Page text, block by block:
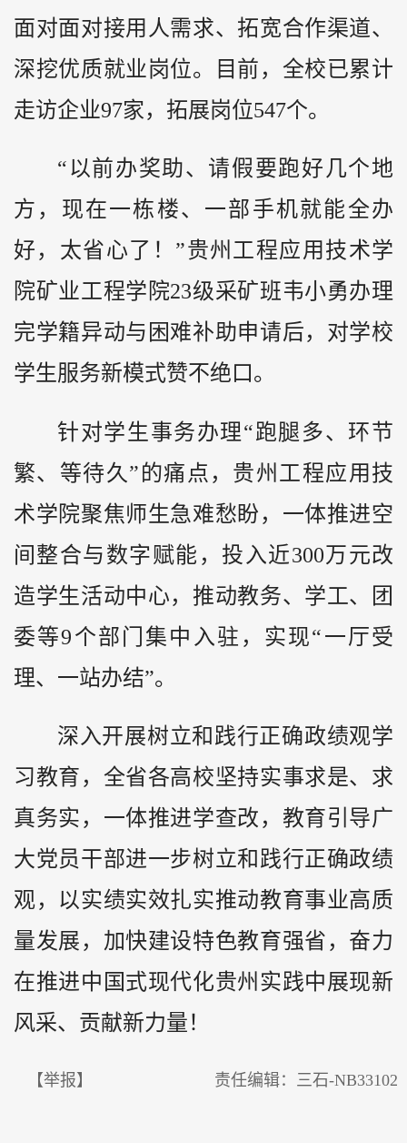
面对面对接用人需求、拓宽合作渠道、
深挖优质就业岗位。目前，全校已累计
走访企业97家，拓展岗位547个。
“以前办奖助、请假要跑好几个地
方，现在一栋楼、一部手机就能全办
好，太省心了！”贵州工程应用技术学
院矿业工程学院23级采矿班韦小勇办理
完学籍异动与困难补助申请后，对学校
学生服务新模式赞不绝口。
针对学生事务办理“跑腿多、环节
繁、等待久”的痛点，贵州工程应用技
术学院聚焦师生急难愁盼，一体推进空
间整合与数字赋能，投入近300万元改
造学生活动中心，推动教务、学工、团
委等9个部门集中入驻，实现“一厅受
理、一站办结”。
深入开展树立和践行正确政绩观学
习教育，全省各高校坚持实事求是、求
真务实，一体推进学查改，教育引导广
大党员干部进一步树立和践行正确政绩
观，以实绩实效扎实推动教育事业高质
量发展，加快建设特色教育强省，奋力
在推进中国式现代化贵州实践中展现新
风采、贡献新力量！
【举报】 责任编辑：三石-NB33102